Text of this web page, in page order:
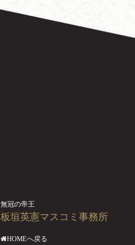
無冠の帝王
板垣英憲マスコミ事務所
HOMEへ戻る